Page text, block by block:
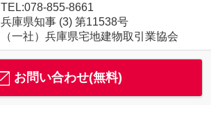
TEL:078-855-8661
兵庫県知事 (3) 第11538号
（一社）兵庫県宅地建物取引業協会
お問い合わせ(無料)